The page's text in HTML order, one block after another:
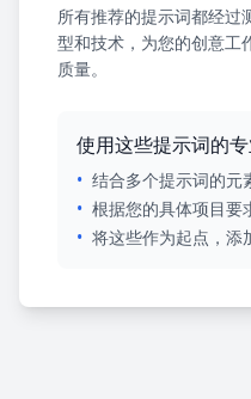
所有推荐的提示词都经过
型和技术，为您的创意工
质量。
使用这些提示词的
• 结合多个提示词的元
• 根据您的具体项目要
• 将这些作为起点，添